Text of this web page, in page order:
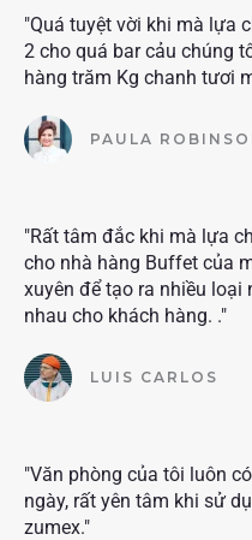
"Quá tuyệt vời khi mà lựa
2 cho quá bar cảu chúng
hàng trăm Kg chanh tươi
PAULA
"Rất tâm đắc khi mà lựa
cho nhà hàng Buffet của
xuyên để tạo ra nhiều
nhau cho khách hàng. ."
LUIS CARLOS
"Văn phòng của tôi luôn
ngày, rất yên tâm khi sử
zumex."